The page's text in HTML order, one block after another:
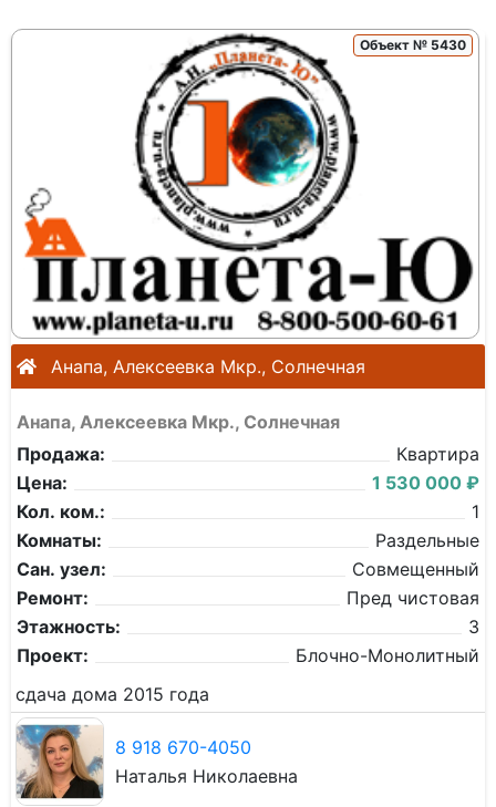
Объект № 5430
Анапа, Алексеевка Мкр., Солнечная
Анапа, Алексеевка Мкр., Солнечная
Продажа:
Квартира
Цена:
1 530 000 ₽
Кол. ком.:
1
Комнаты:
Раздельные
Сан. узел:
Совмещенный
Ремонт:
Пред чистовая
Этажность:
3
Проект:
Блочно-Монолитный
сдача дома 2015 года
8 918 670-4050
Наталья Николаевна